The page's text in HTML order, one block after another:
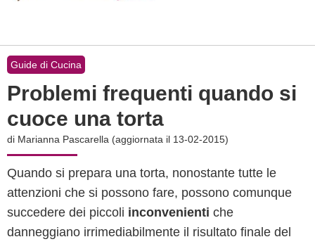
Guide di Cucina
Problemi frequenti quando si
cuoce una torta
di Marianna Pascarella (aggiornata il 13-02-2015)
Quando si prepara una torta, nonostante tutte le
attenzioni che si possono fare, possono comunque
succedere dei piccoli inconvenienti che
danneggiano irrimediabilmente il risultato finale del